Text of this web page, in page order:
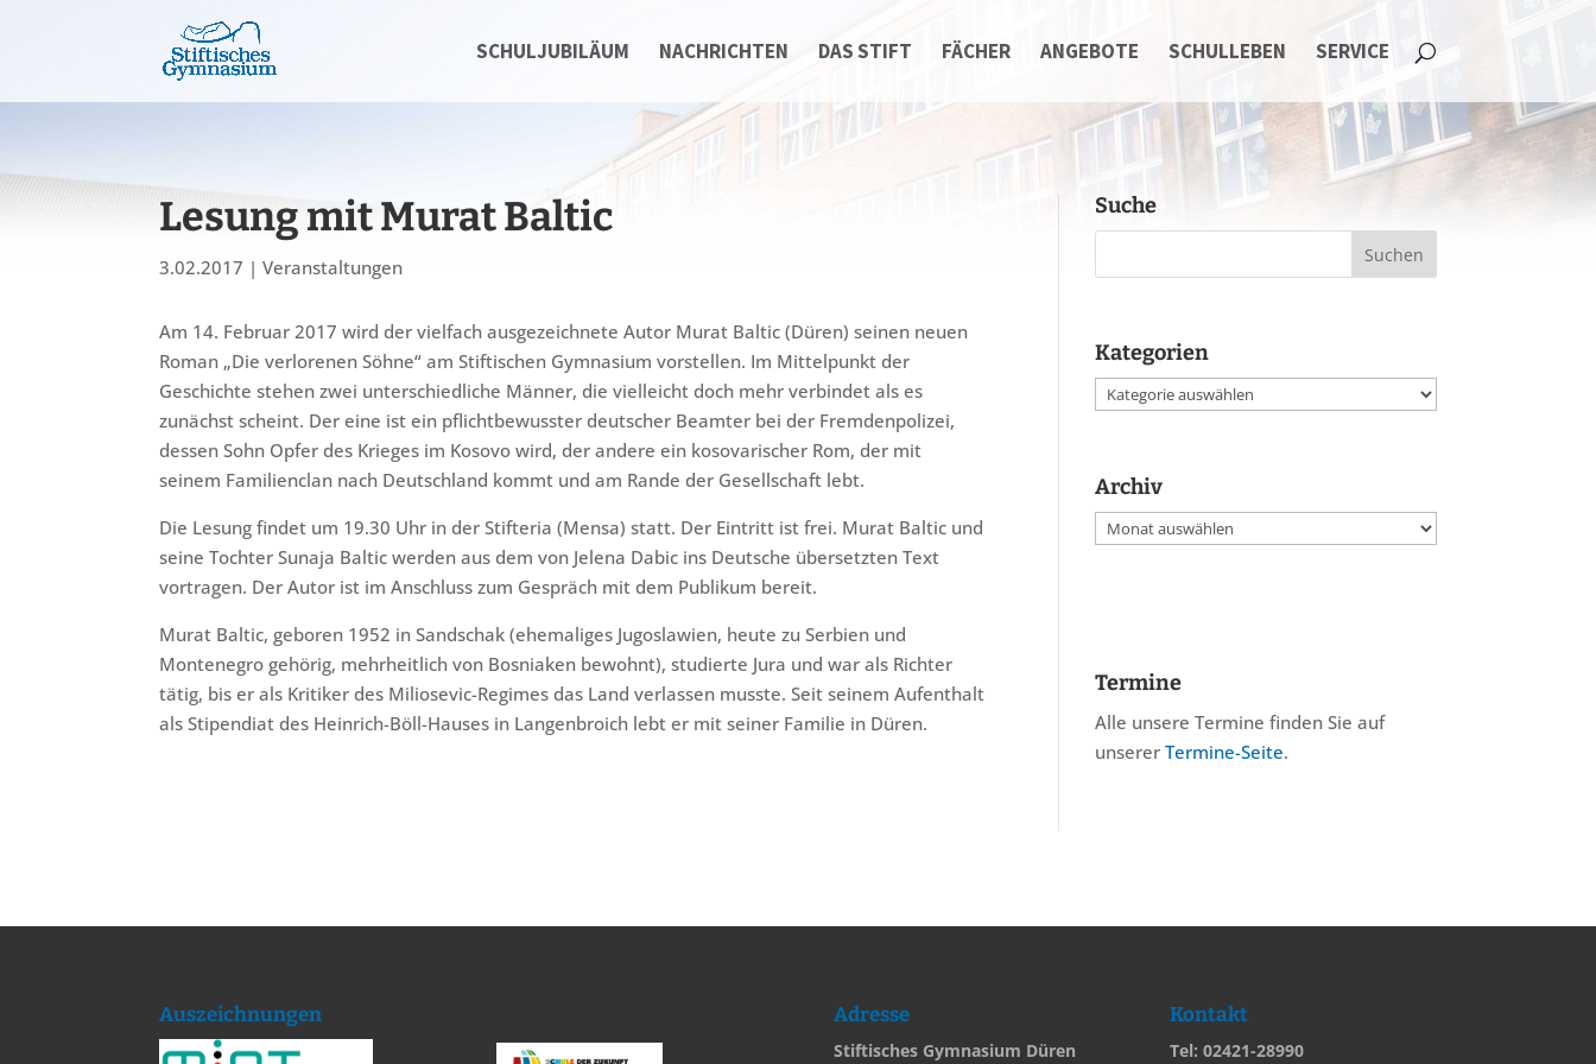
SCHULJUBILÄUM NACHRICHTEN DAS STIFT FÄCHER ANGEBOTE SCHULLEBEN SERVICE
Lesung mit Murat Baltic
3.02.2017 |Veranstaltungen
Am 14. Februar 2017 wird der vielfach ausgezeichnete Autor Murat Baltic (Düren) seinen neuen
Roman „Die verlorenen Söhne“ am Stiftischen Gymnasium vorstellen. Im Mittelpunkt der
Geschichte stehen zwei unterschiedliche Männer, die vielleicht doch mehr verbindet als es
zunächst scheint. Der eine ist ein pflichtbewusster deutscher Beamter bei der Fremdenpolizei,
dessen Sohn Opfer des Krieges im Kosovo wird, der andere ein kosovarischer Rom, der mit
seinem Familienclan nach Deutschland kommt und am Rande der Gesellschaft lebt.
Die Lesung findet um 19.30 Uhr in der Stifteria (Mensa) statt. Der Eintritt ist frei. Murat Baltic und
seine Tochter Sunaja Baltic werden aus dem von Jelena Dabic ins Deutsche übersetzten Text
vortragen. Der Autor ist im Anschluss zum Gespräch mit dem Publikum bereit.
Murat Baltic, geboren 1952 in Sandschak (ehemaliges Jugoslawien, heute zu Serbien und
Montenegro gehörig, mehrheitlich von Bosniaken bewohnt), studierte Jura und war als Richter
tätig, bis er als Kritiker des Miliosevic-Regimes das Land verlassen musste. Seit seinem Aufenthalt
als Stipendiat des Heinrich-Böll-Hauses in Langenbroich lebt er mit seiner Familie in Düren.
Suche
Kategorien
Kategorien
Archiv
Archiv
Termine
Alle unsere Termine finden Sie auf
unserer Termine-Seite.
Auszeichnungen Adresse
Stiftisches Gymnasium Düren
Kontakt
Tel: 02421-28990